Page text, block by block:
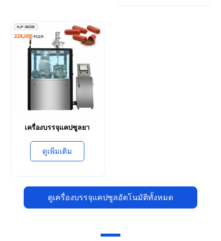
เครื่องบรรจุแคปซูลยา
ดูเพิ่มเติม
ดูเครื่องบรรจุแคปซูลอัตโนมัติทั้งหมด